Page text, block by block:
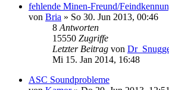
fehlende Minen-Freund/
von Bria » So 30. Jun 2013, 00:46
8 Antworten
15550 Zugriffe
Letzter Beitrag von
Mi 15. Jan 2014, 16:48
ASC Soundprobleme